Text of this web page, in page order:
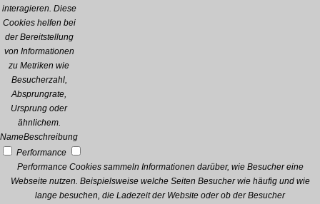
interagieren. Diese
Cookies helfen bei
der Bereitstellung
von Informationen
zu Metriken wie
Besucherzahl,
Absprungrate,
Ursprung oder
ähnlichem.
NameBeschreibung
Performance
Performance Cookies sammeln Informationen darüber, wie Besucher eine
Webseite nutzen. Beispielsweise welche Seiten Besucher wie häufig und wie
lange besuchen, die Ladezeit der Website oder ob der Besucher